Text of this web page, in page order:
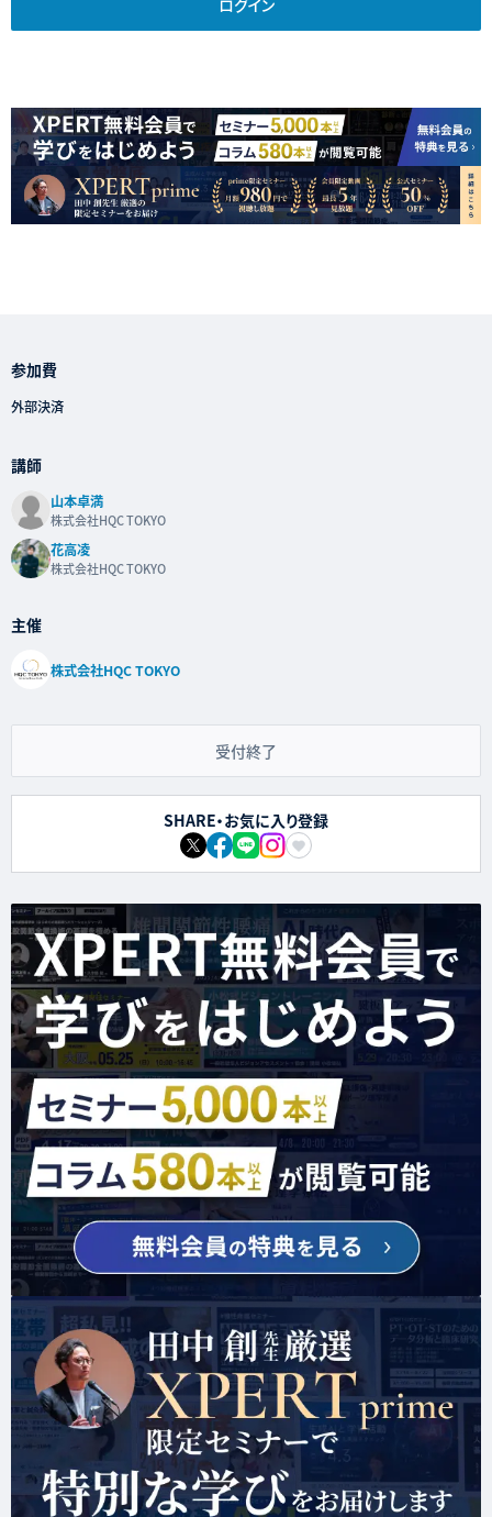
参加費
外部決済
講師
山本卓満
株式会社HQC TOKYO
花高凌
株式会社HQC TOKYO
主催
株式会社HQC TOKYO
受付終了
SHARE・お気に入り登録